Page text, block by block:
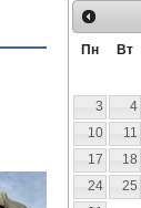
Пн Вт
3
4
10
11
17
18
24
25